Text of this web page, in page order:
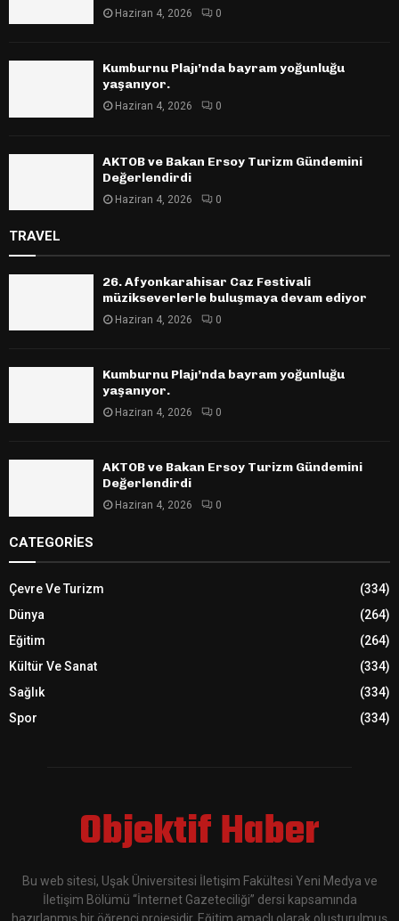
Haziran 4, 2026 0
Kumburnu Plajı’nda bayram yoğunluğu
yaşanıyor.
Haziran 4, 2026 0
AKTOB ve Bakan Ersoy Turizm Gündemini
Değerlendirdi
Haziran 4, 2026 0
TRAVEL
26. Afyonkarahisar Caz Festivali
müzikseverlerle buluşmaya devam ediyor
Haziran 4, 2026 0
Kumburnu Plajı’nda bayram yoğunluğu
yaşanıyor.
Haziran 4, 2026 0
AKTOB ve Bakan Ersoy Turizm Gündemini
Değerlendirdi
Haziran 4, 2026 0
CATEGORIES
Çevre Ve Turizm
(334)
Dünya
(264)
Eğitim
(264)
Kültür Ve Sanat
(334)
Sağlık
(334)
Spor
(334)
Objektif Haber
Bu web sitesi, Uşak Üniversitesi İletişim Fakültesi Yeni Medya ve
İletişim Bölümü “İnternet Gazeteciliği” dersi kapsamında